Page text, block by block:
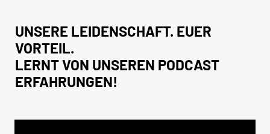
UNSERE LEIDENSCHAFT. EUER
VORTEIL.
LERNT VON UNSEREN PODCAST
ERFAHRUNGEN!